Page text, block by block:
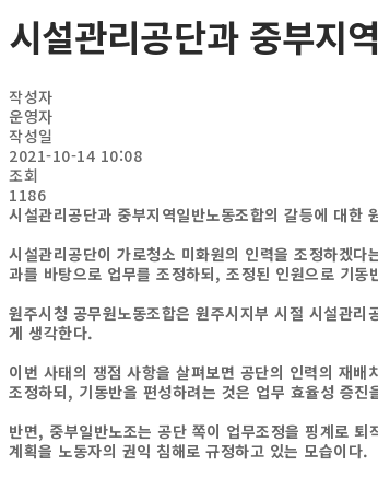
시설관리공단과 중부지
작성자
운영자
작성일
2021-10-14 10:08
조회
1186
시설관리공단과 중부지역일반노동조합의 갈등에 대한
시설관리공단이 가로청소 미화원의 인력을 조정하겠다
과를 바탕으로 업무를 조정하되, 조정된 인원으로 기동
원주시청 공무원노동조합은 원주시지부 시절 시설관
게 생각한다.
이번 사태의 쟁점 사항을 살펴보면 공단의 인력의 재배
조정하되, 기동반을 편성하려는 것은 업무 효율성 증
반면, 중부일반노조는 공단 쪽이 업무조정을 핑계로
계획을 노동자의 권익 침해로 규정하고 있는 모습이다.